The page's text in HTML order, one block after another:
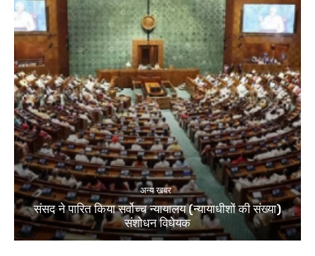
अन्य खबर
संसद ने पारित किया सर्वोच्च न्यायालय (न्यायाधीशों की संख्या)
संशोधन विधेयक